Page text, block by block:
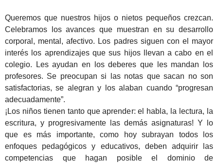
Queremos que nuestros hijos o nietos pequeños crezcan.
Celebramos los avances que muestran en su desarrollo
corporal, mental, afectivo. Los padres siguen con el mayor
interés los aprendizajes que sus hijos llevan a cabo en el
colegio. Les ayudan en los deberes que les mandan los
profesores. Se preocupan si las notas que sacan no son
satisfactorias, se alegran y los alaban cuando “progresan
adecuadamente”.
¡Los niños tienen tanto que aprender: el habla, la lectura, la
escritura, y progresivamente las demás asignaturas! Y lo
que es más importante, como hoy subrayan todos los
enfoques pedagógicos y educativos, deben adquirir las
competencias que hagan posible el dominio de